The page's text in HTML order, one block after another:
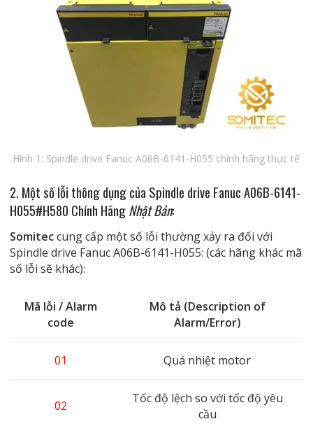
Hình 1: Spindle drive Fanuc A06B-6141-H055 chính hãng thực tế
2. Một số lỗi thông dụng của Spindle drive Fanuc A06B-6141-
H055#H580 Chính HãngNhật Bản:
Somiteccung cấp một số lỗi thường xảy ra đối với
Spindle drive Fanuc A06B-6141-H055: (các hãng khác mã
số lỗi sẽ khác):
Mã lỗi / Alarm
code
Mô tả (Description of
Alarm/Error)
01 Quá nhiệt motor
02
Tốc độ lệch so với tốc độ yêu
cầu